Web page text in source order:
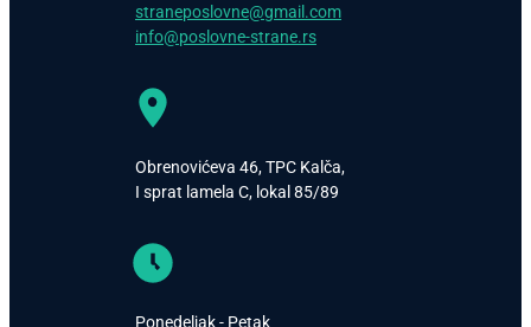
straneposlovne@gmail.com
info@poslovne-strane.rs
Obrenovićeva 46, TPC Kalča,
I sprat lamela C, lokal 85/89
Ponedeljak - Petak